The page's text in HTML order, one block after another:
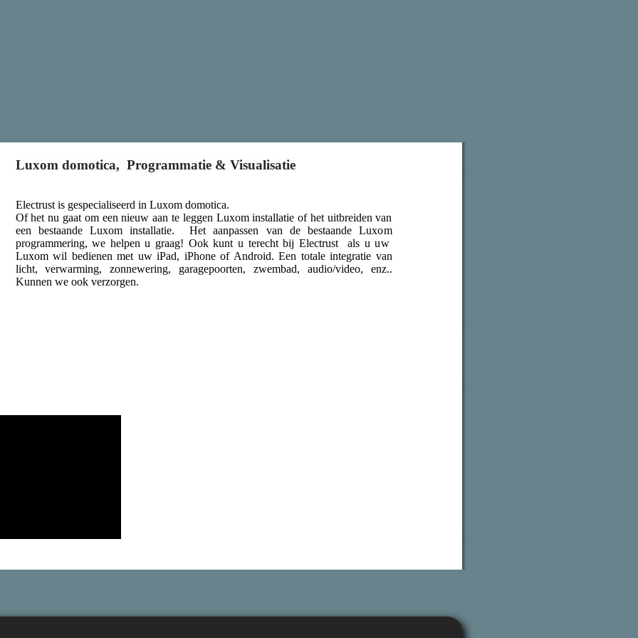
Luxom domotica, Programmatie & Visualisatie
Electrust is gespecialiseerd in Luxom domotica.
Of het nu gaat om een nieuw aan te leggen Luxom installatie of het uitbreiden van
een bestaande Luxom installatie. Het aanpassen van de bestaande Luxom
programmering, we helpen u graag! Ook kunt u terecht bij Electrust als u uw
Luxom wil bedienen met uw iPad, iPhone of Android. Een totale integratie van
licht, verwarming, zonnewering, garagepoorten, zwembad, audio/video, enz..
Kunnen we ook verzorgen.